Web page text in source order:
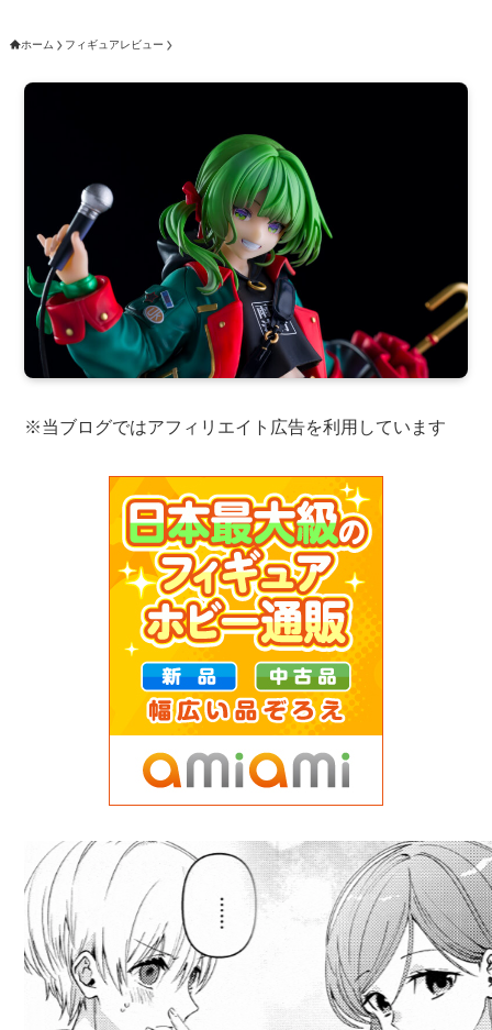
ホーム フィギュアレビュー
※当ブログではアフィリエイト広告を利用しています